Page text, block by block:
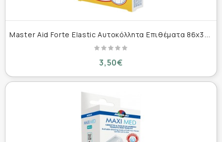
M
aster Aid Forte Elastic Αυτοκόλλητα Επιθέματα 86x39mm 20τμχ
3,50€